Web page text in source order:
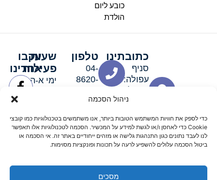
ניהול הסכמה
כדי לספק את חוויות המשתמש הטובות ביותר, אנו משתמשים בטכנולוגיות כמו קובצי
Cookie כדי לאחסן ו/או לגשת למידע על המכשיר. הסכמה לטכנולוגיות אלו תאפשר
לנו לעבד נתונים כגון התנהגות גלישה או מזהים ייחודיים באתר זה. אי הסכמה או
ביטול הסכמה עלולים להשפיע לרעה על תכונות ופונקציות מסוימות.
מסכים
כובע ליום
הולדת
כתובתינו
סניף
עפולה:
סניף מגדל
האלה 19
טלפון
04-
8620-
שעות
פעילות
ימי א-ה:
ימי שישי
וערבי חג:
8:30-
15:00
עקבו
אחרינו